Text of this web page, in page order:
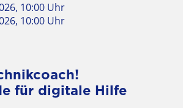
10:00 Uhr
10:00 Uhr
für digitale Hilfe